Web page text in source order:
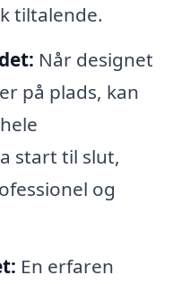
tiltalende.
Når designet
på plads, kan
start til slut,
og
En erfaren